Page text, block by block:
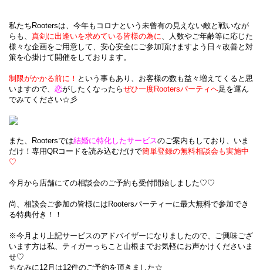
私たちRootersは、今年もコロナという未曾有の見えない敵と戦いなが
らも、 真剣に出逢いを求めている皆様の為に、人数やご年齢等に応じた
様々な企画をご用意して、安心安全にご参加頂けますよう日々改善と対
策を心掛けて開催をしております。
制限がかかる前に！ という事もあり、お客様の数も益々増えてくると思
いますので、 恋がしたくなったらぜひ一度Rootersパーティへ足を運ん
でみてください☆彡
また、Rootersでは結婚に特化したサービスのご案内もしており、いま
だけ！専用QRコードを読み込むだけで簡単登録の無料相談会も実施中
♡
今月から店舗にての相談会のご予約も受付開始しました♡♡
尚、相談会ご参加の皆様にはRootersパーティーに最大無料で参加でき
る特典付き！！
※今月より上記サービスのアドバイザーになりましたので、ご興味ござ
います方は私、ティガーっちこと山根までお気軽にお声かけくださいま
せ♡
ちなみに12月は12件のご予約を頂きました☆